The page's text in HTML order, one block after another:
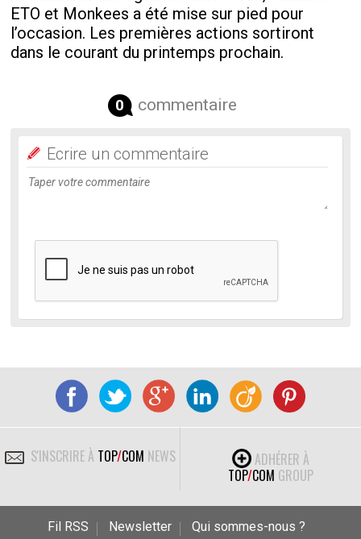
ETO et Monkees a été mise sur pied pour
l’occasion. Les premières actions sortiront
dans le courant du printemps prochain.
0 commentaire
Ecrire un commentaire
S'INSCRIRE À TOP/COM NEWS
ADHÉRER À
TOP/COM GROUP
Fil RSS Newsletter
Qui sommes-nous ?